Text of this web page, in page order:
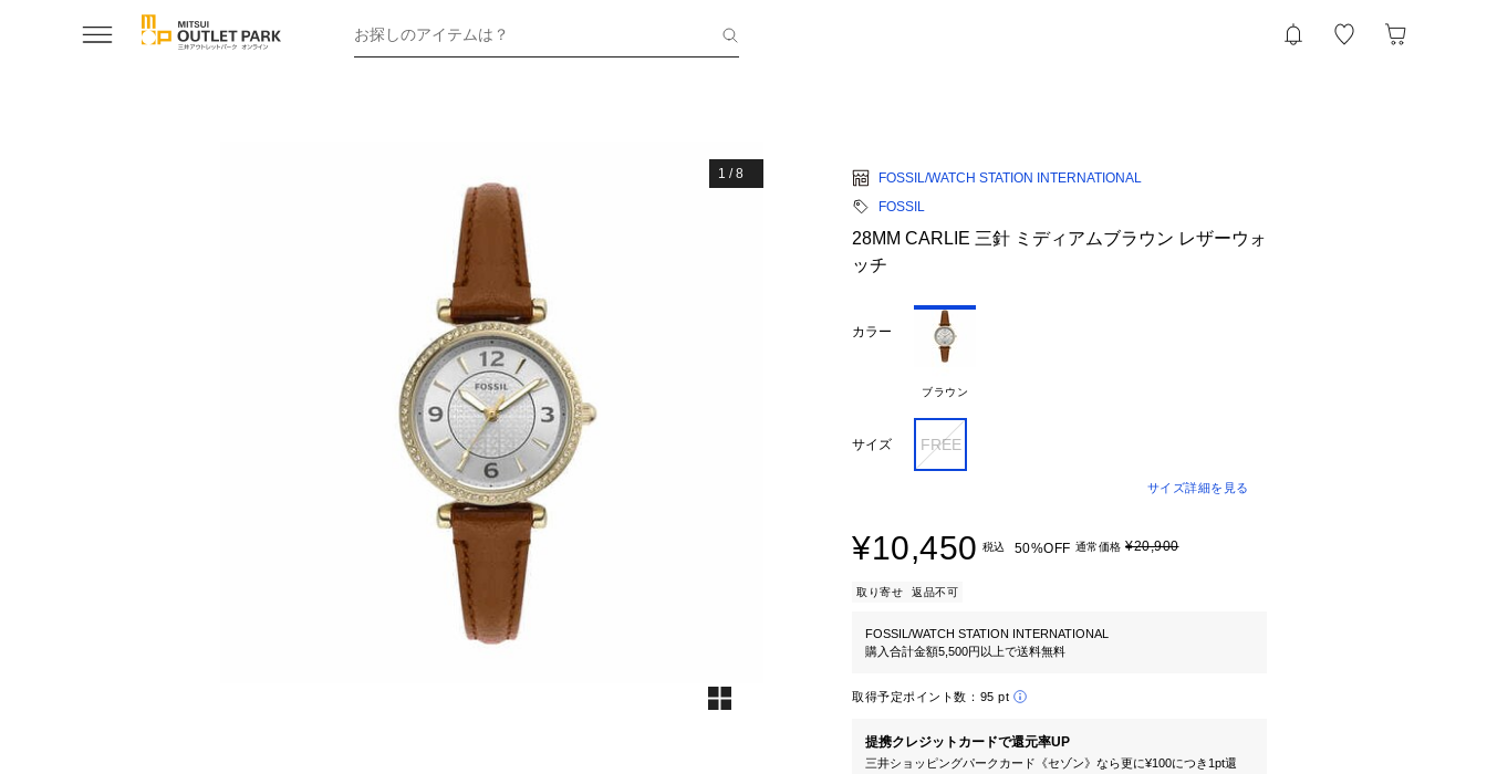
お探しのアイテムは？
1 /8
FOSSIL/WATCH STATION INTERNATIONAL
FOSSIL
28MM CARLIE 三針 ミディアムブラウン レザーウォ
ッチ
カラー
ブラウン
サイズ FREE
サイズ詳細を見る
¥10,450 税込 50%OFF 通常価格 ¥20,900
取り寄せ 返品不可
FOSSIL/WATCH STATION INTERNATIONAL
購入合計金額5,500円以上で送料無料
取得予定ポイント数： 95 pt
提携クレジットカードで還元率UP
三井ショッピングパークカード《セゾン》なら更に¥100につき1pt還